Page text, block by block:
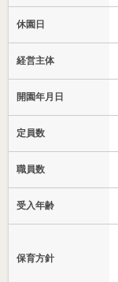
休園日
経営主体
開園年月日
定員数
職員数
受入年齢
保育方針